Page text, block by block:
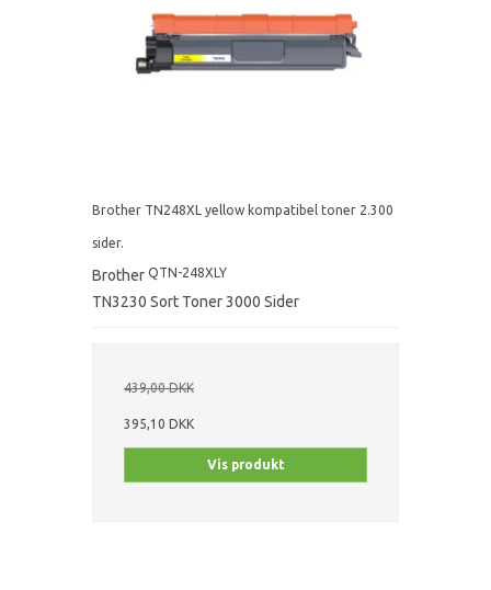
Brother TN248XL yellow kompatibel toner 2.300
sider.
Brother QTN-248XLY
TN3230 Sort Toner 3000 Sider
439,00 DKK
395,10 DKK
Vis produkt